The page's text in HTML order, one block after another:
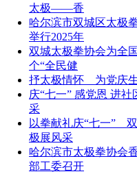
太极——香
哈尔滨市双城区太极
举行2025年
双城太极拳协会为全
个“全民健
抒太极情怀 为党庆
庆“七一” 感党恩 进社
采
以拳献礼庆“七一”
极展风采
哈尔滨市太极拳协会
部工委召开